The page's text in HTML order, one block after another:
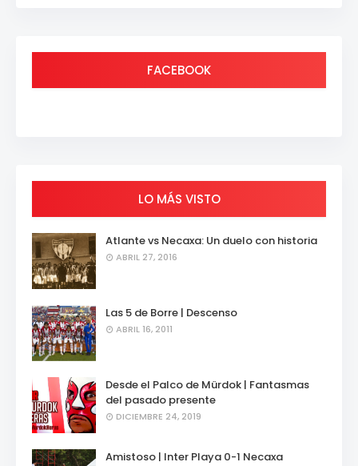
FACEBOOK
LO MÁS VISTO
Atlante vs Necaxa: Un duelo con historia
ABRIL 27, 2016
Las 5 de Borre | Descenso
ABRIL 16, 2011
Desde el Palco de Mürdok | Fantasmas
del pasado presente
DICIEMBRE 24, 2019
Amistoso | Inter Playa 0-1 Necaxa